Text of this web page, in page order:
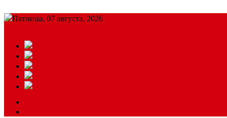
Пятница, 07 августа, 2026